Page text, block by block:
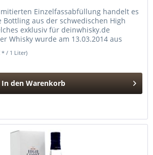
Einzelfassabfüllung handelt es
Bottling aus der schwedischen High
exklusiv für deinwhisky.de
Whisky wurde am 13.03.2014 aus
* / 1 Liter)
In den Warenkorb